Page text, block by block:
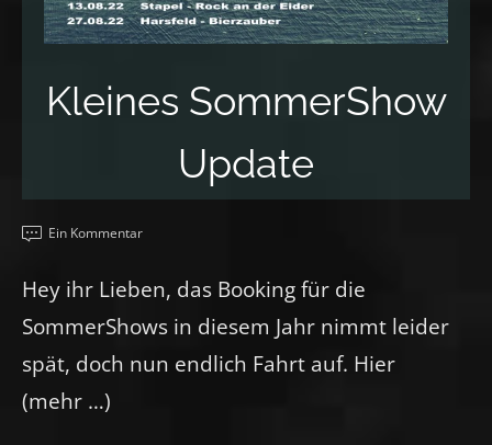
Kleines SommerShow
Update
Ein Kommentar
Hey ihr Lieben, das Booking für die
SommerShows in diesem Jahr nimmt leider
spät, doch nun endlich Fahrt auf. Hier
(mehr …)